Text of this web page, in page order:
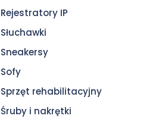
Rejestratory IP
Słuchawki
Sneakersy
Sofy
Sprzęt rehabilitacyjny
Śruby i nakrętki